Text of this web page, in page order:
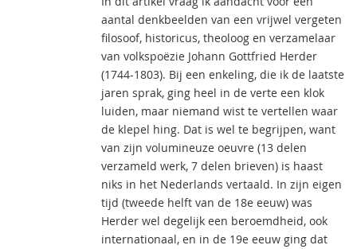
aantal denkbeelden van een vrijwel vergeten
filosoof, historicus, theoloog en verzamelaar
van volkspoëzie Johann Gottfried Herder
(1744-1803). Bij een enkeling, die ik de laatste
jaren sprak, ging heel in de verte een klok
luiden, maar niemand wist te vertellen waar
de klepel hing. Dat is wel te begrijpen, want
van zijn volumineuze oeuvre (13 delen
verzameld werk, 7 delen brieven) is haast
niks in het Nederlands vertaald. In zijn eigen
tijd (tweede helft van de 18e eeuw) was
Herder wel degelijk een beroemdheid, ook
internationaal, en in de 19e eeuw ging dat